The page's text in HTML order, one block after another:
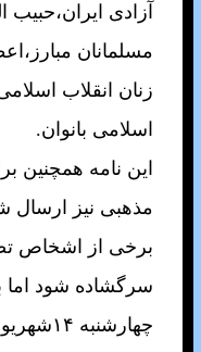
آزادی ايران،حبيب
مسلمانان
زنان انقلاب
اسلامی بانوان.
اين نامه همچنين
مذهبی نيز
برخی از اشخاص